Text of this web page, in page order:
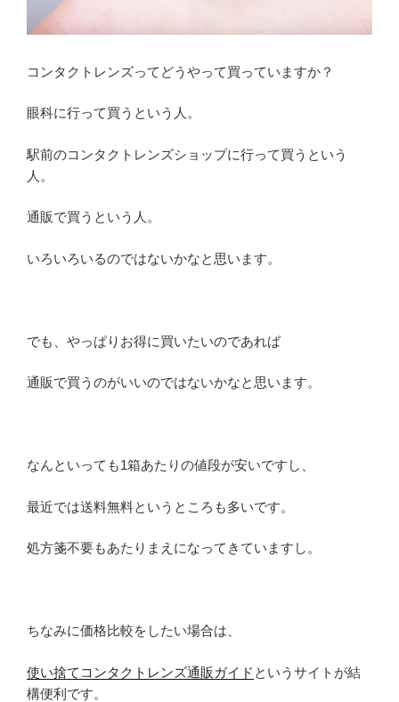
コンタクトレンズってどうやって買っていますか？
眼科に行って買うという人。
駅前のコンタクトレンズショップに行って買うという
人。
通販で買うという人。
いろいろいるのではないかなと思います。
でも、やっぱりお得に買いたいのであれば
通販で買うのがいいのではないかなと思います。
なんといっても1箱あたりの値段が安いですし、
最近では送料無料というところも多いです。
処方箋不要もあたりまえになってきていますし。
ちなみに価格比較をしたい場合は、
使い捨てコンタクトレンズ通販ガイド というサイトが結
構便利です。